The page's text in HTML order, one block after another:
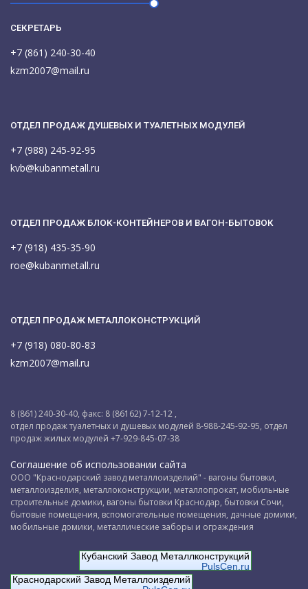
СЕКРЕТАРЬ
+7 (861) 240-30-40
kzm2007@mail.ru
ОТДЕЛ ПРОДАЖ ДУШЕВЫХ И ТУАЛЕТНЫХ МОДУЛЕЙ
+7 (988) 245-92-95
kvb@kubanmetall.ru
ОТДЕЛ ПРОДАЖ БЛОК-КОНТЕЙНЕРОВ И ВАГОН-БЫТОВОК
+7 (918) 435-35-90
roe@kubanmetall.ru
ОТДЕЛ ПРОДАЖ МЕТАЛЛОКОНСТРУКЦИЙ
+7 (918) 080-80-83
kzm2007@mail.ru
8 (861) 240-30-40, факс: 8 (86162) 7-12-12 ,
отдел продаж туалетных и душевых модулей 8-988-245-92-95, отдел
продаж жилых модулей +7-929-845-07-38
Соглашение об использовании сайта
ООО "Краснодарский завод металлоизделий" - вагоны бытовки,
металлоизделия, металлоконструкции, металлопрокат, мобильные
строительные домики, вагоны бытовки Краснодар, бытовки Сочи,
бытовые помещения, вспомогательные помещения, дачные домики,
мобильные домики, металлические заборы и ограждения
Кубанский Завод Металлконструкций
PulsCen.ru
Краснодарский Завод Металлоизделий